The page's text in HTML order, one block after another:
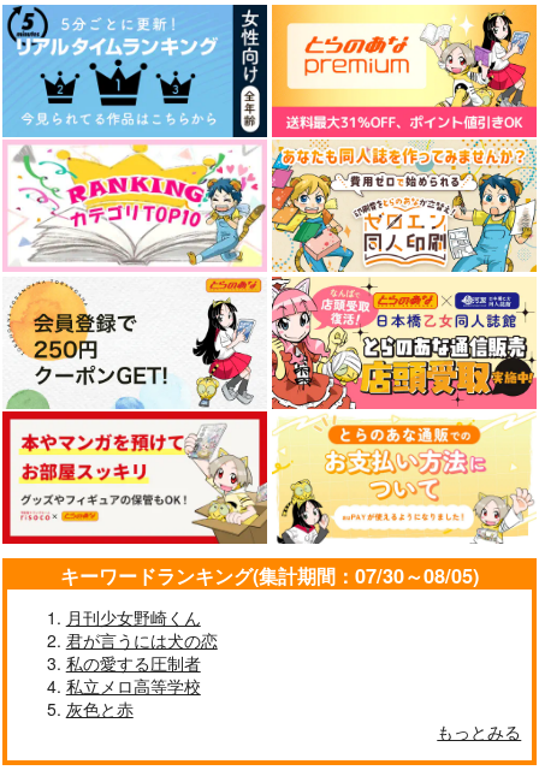
629円 （税込）
不死川実弥×冨岡義勇
サンプル
作品詳細
800 （税込）
煉獄杏寿郎×冨岡義勇
サンプル
作品詳細
629 （税込）
不死川実弥×冨岡義勇
サンプル
作品詳細
或る隠の話
アーテローザリー
1,572円（税込）
冨岡義勇
サンプル
作品詳細
ぎゆわんと暮らす方法
まるまるしている
629円（税込）
冨岡義勇×竈門炭治郎
サンプル
ねこのえんむすび
tottoco
472円（税込）
煉獄杏寿郎×冨岡義勇
サンプル
キーワードランキング(集計期間：07/30～08/05)
月刊少女野崎くん
君が言うには犬の恋
私の愛する圧制者
私立メロ高等学校
灰色と赤
もっとみる